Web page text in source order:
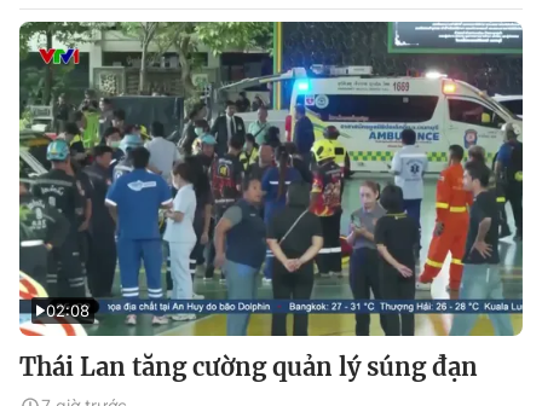
02:08
Thái Lan tăng cường quản lý súng đạn